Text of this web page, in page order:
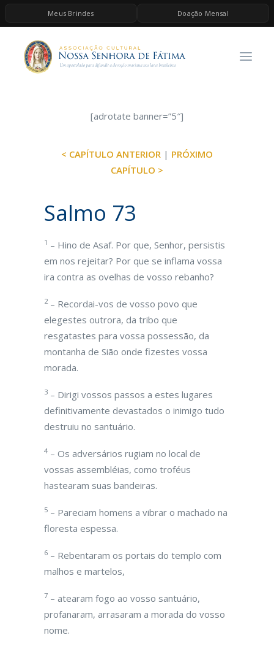
Meus Brindes Doação Mensal
HOME
A ASSOCIAÇÃO
ESPIRITUALIDADE
BRINDES
[adrotate banner=”5″]
< CAPÍTULO ANTERIOR | PRÓXIMO
CAPÍTULO >
Salmo 73
1 – Hino de Asaf. Por que, Senhor, persistis
em nos rejeitar? Por que se inflama vossa
ira contra as ovelhas de vosso rebanho?
2– Recordai-vos de vosso povo que
elegestes outrora, da tribo que
resgatastes para vossa possessão, da
montanha de Sião onde fizestes vossa
morada.
3 – Dirigi vossos passos a estes lugares
definitivamente devastados o inimigo tudo
destruiu no santuário.
4 – Os adversários rugiam no local de
vossas assembléias, como troféus
hastearam suas bandeiras.
5 – Pareciam homens a vibrar o machado na
floresta espessa.
6 – Rebentaram os portais do templo com
malhos e martelos,
7 – atearam fogo ao vosso santuário,
profanaram, arrasaram a morada do vosso
nome.